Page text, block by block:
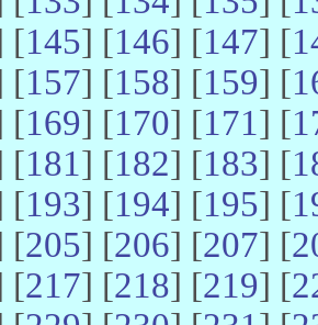
[145] [146] [147] [
[157] [158] [159] [
[169] [170] [171] [
[181] [182] [183] [
[193] [194] [195] [
[205] [206] [207] [
[217] [218] [219] [